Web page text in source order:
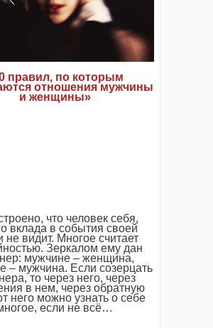
правил, по которым
отношения мужчины
и женщины»
что человек себя,
вклада в события своей
не видит. Многое считает
Зеркалом ему дан
мужчине – женщина,
– мужчина. Если созерцать
то через него, через
в нем, через обратную
него можно узнать о себе
если не всё…